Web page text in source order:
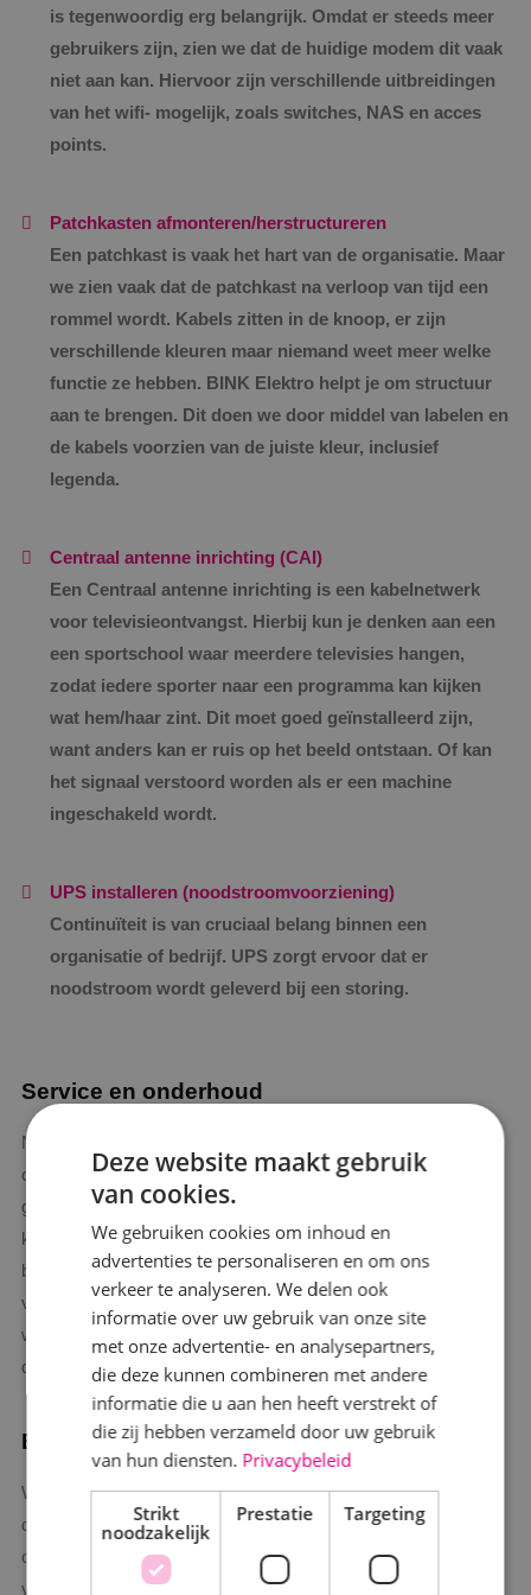
is tegenwoordig erg belangrijk. Omdat er steeds meer
gebruikers zijn, zien we dat de huidige modem dit vaak
niet aan kan. Hiervoor zijn verschillende uitbreidingen
van het wifi- mogelijk, zoals switches, NAS en acces
points.
Patchkasten afmonteren/herstructureren
Een patchkast is vaak het hart van de organisatie. Maar
we zien vaak dat de patchkast na verloop van tijd een
rommel wordt. Kabels zitten in de knoop, er zijn
verschillende kleuren maar niemand weet meer welke
functie ze hebben. BINK Elektro helpt je om structuur
aan te brengen. Dit doen we door middel van labelen en
de kabels voorzien van de juiste kleur, inclusief
legenda.
Centraal antenne inrichting (CAI)
Een Centraal antenne inrichting is een kabelnetwerk
voor televisieontvangst. Hierbij kun je denken aan een
een sportschool waar meerdere televisies hangen,
zodat iedere sporter naar een programma kan kijken
wat hem/haar zint. Dit moet goed geïnstalleerd zijn,
want anders kan er ruis op het beeld ontstaan. Of kan
het signaal verstoord worden als er een machine
ingeschakeld wordt.
UPS installeren (noodstroomvoorziening)
Continuïteit is van cruciaal belang binnen een
organisatie of bedrijf. UPS zorgt ervoor dat er
noodstroom wordt geleverd bij een storing.
Service en onderhoud
Naast het ontwerpen en goed aanleggen van het datanetwerk,
om continuïteit binnen jouw organisatie of bedrijf te kunnen
garanderen, moet het datanetwerk ook blijven werken. BINK
kan jou helpen met het onderhoud hiervan. Wij weten als de
beste hoe het datanetwerk is aangelegd, dus onderhouden is
voor ons een eenvoudige klus. Zo zorg je ervoor dat storingen
worden voorkomen en kunnen alle medewerkers zorgeloos
doorwerken.
BINK; jouw netwerk installateur
Wil je meer informatie over de mogelijkheden voor een
datanetwerk binnen jouw organisatie of bedrijf? Neem contact
op met een van onze adviseurs via
076 599 1700
vrijblijvend een offerte aan via onderstaand formulier. Zij
Deze website maakt gebruik
van cookies.
We gebruiken cookies om inhoud en
advertenties te personaliseren en om ons
verkeer te analyseren. We delen ook
informatie over uw gebruik van onze site
met onze advertentie- en analysepartners,
die deze kunnen combineren met andere
informatie die u aan hen heeft verstrekt of
die zij hebben verzameld door uw gebruik
van hun diensten. Privacybeleid
Strikt
noodzakelijk
Prestatie Targeting